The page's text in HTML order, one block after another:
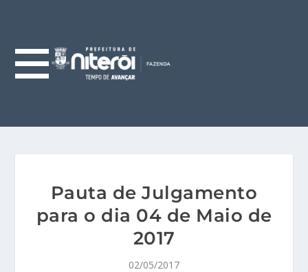
Pauta de Julgamento
para o dia 04 de Maio de
2017
02/05/2017